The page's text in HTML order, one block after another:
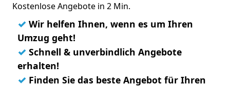
Kostenlose Angebote in 2 Min.
✓ Wir helfen Ihnen, wenn es um Ihren
Umzug geht!
✓ Schnell & unverbindlich Angebote
erhalten!
✓ Finden Sie das beste Angebot für Ihren